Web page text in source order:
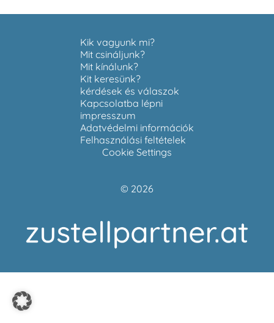
Kik vagyunk mi?
Mit csináljunk?
Mit kínálunk?
Kit keresünk?
kérdések és válaszok
Kapcsolatba lépni
impresszum
Adatvédelmi információk
Felhasználási feltételek
Cookie Settings
© 2026